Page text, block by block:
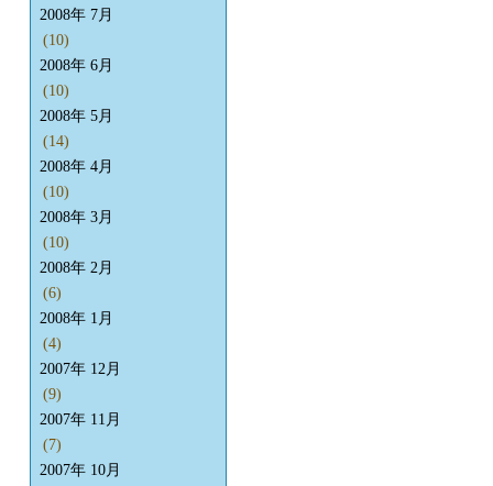
2008年 7月
(10)
2008年 6月
(10)
2008年 5月
(14)
2008年 4月
(10)
2008年 3月
(10)
2008年 2月
(6)
2008年 1月
(4)
2007年 12月
(9)
2007年 11月
(7)
2007年 10月